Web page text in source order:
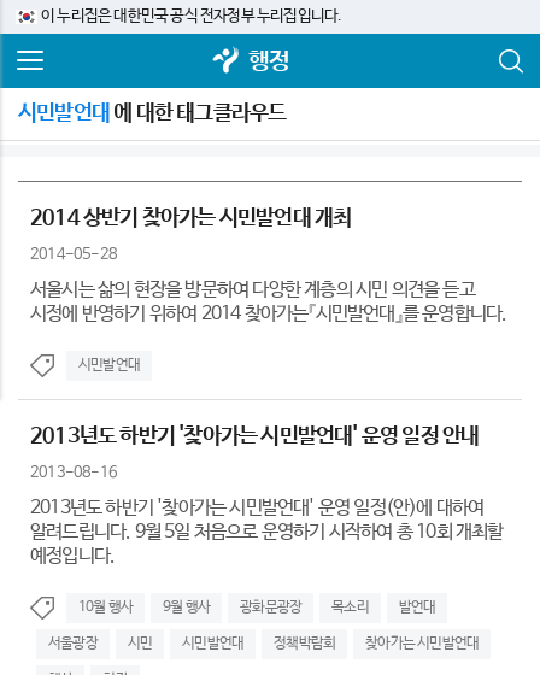
이 누리집은 대한민국 공식 전자정부 누리집입니다.
행정
시민발언대 에 대한 태그클라우드
2014 상반기 찾아가는 시민발언대 개최
2014-05-28
서울시는 삶의 현장을 방문하여 다양한 계층의 시민 의견을 듣고
시정에 반영하기 위하여 2014 찾아가는『시민발언대』를 운영합니다.
시민발언대
2013년도 하반기 '찾아가는 시민발언대' 운영 일정 안내
2013-08-16
2013년도 하반기 '찾아가는 시민발언대' 운영 일정(안)에 대하여
알려드립니다. 9월 5일 처음으로 운영하기 시작하여 총 10회 개최할
예정입니다.
10월 행사 9월 행사 광화문광장 목소리 발언대
서울광장 시민 시민발언대 정책박람회 찾아가는 시민발언대